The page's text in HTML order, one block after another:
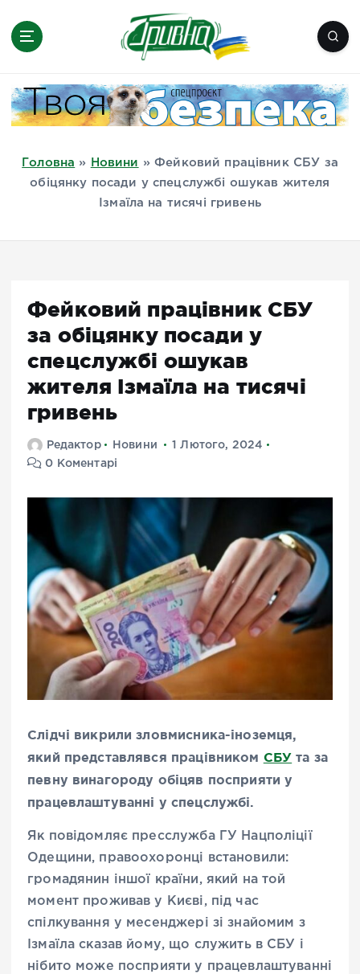
Миколаїв, Одеса, Мелітополь
Головна » Новини »Фейковий працівник СБУ за
обіцянку посади у спецслужбі ошукав жителя
Ізмаїла на тисячі гривень
Фейковий працівник СБУ
за обіцянку посади у
спецслужбі ошукав
жителя Ізмаїла на тисячі
гривень
Редактор Новини
1 Лютого, 2024
0 Коментарі
Слідчі викрили зловмисника-іноземця,
який представлявся працівником СБУ та за
певну винагороду обіцяв посприяти у
працевлаштуванні у спецслужбі.
Як повідомляє пресслужба ГУ Нацполіції
Одещини, правоохоронці встановили:
громадянин іншої країни, який на той
момент проживав у Києві, під час
спілкування у месенджері зі знайомим з
Ізмаїла сказав йому, що служить в СБУ і
нібито може посприяти у працевлаштуванні